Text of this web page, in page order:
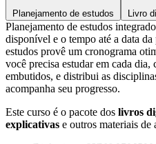
Planejamento de estudos Livro
Planejamento de estudos
disponível e o tempo até a data
estudos provê um cronograma
você precisa estudar em cada dia,
embutidos, e distribui as
acompanha seu progresso.
Este curso é o pacote dos livros
explicativas e outros materiais de